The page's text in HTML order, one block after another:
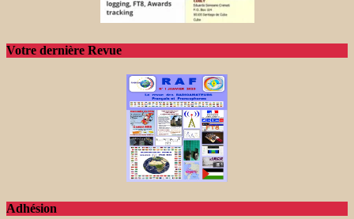
Votre dernière Revue
Adhésion